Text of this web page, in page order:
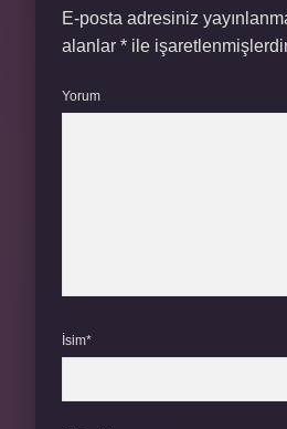
E-posta adresiniz
alanlar * ile
Yorum
İsim*